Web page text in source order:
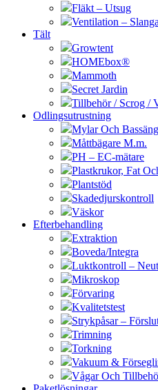
Fläkt – Utsug
Ventilation –
Tält
Growtent
HOMEbox®
Mammoth
Secret Jardin
Tillbehör / Scrog /
Odlingsutrustning
Mylar Och
Måttbägare M.m.
PH – EC-mätare
Plastkrukor, Fat
Plantstöd
Skadedjurskontroll
Väskor
Efterbehandling
Extraktion
Boveda/Integra
Luktkontroll –
Mikroskop
Förvaring
Kvalitetstest
Strykpåsar –
Trimning
Torkning
Vakuum &
Vågar Och